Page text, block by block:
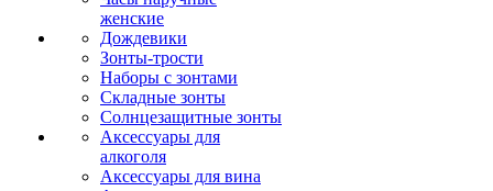
женские
Дождевики
Зонты-трости
Наборы с зонтами
Складные зонты
Солнцезащитные зонты
Аксессуары для
алкоголя
Аксессуары для вина